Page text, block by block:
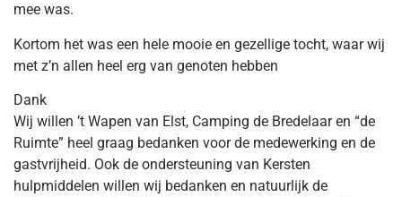
mee was.
Kortom het was een hele mooie en gezellige tocht, waar wij
met z’n allen heel erg van genoten hebben
Dank
Wij willen ’t Wapen van Elst, Camping de Bredelaar en “de
Ruimte” heel graag bedanken voor de medewerking en de
gastvrijheid. Ook de ondersteuning van Kersten
hulpmiddelen willen wij bedanken en natuurlijk de